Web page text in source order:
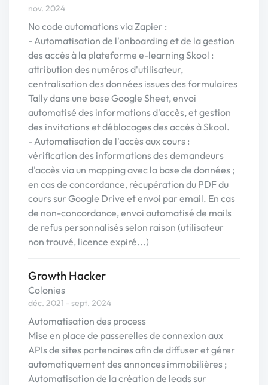
nov. 2024
No code automations via Zapier :
- Automatisation de l'onboarding et de la gestion
des accès à la plateforme e-learning Skool :
attribution des numéros d'utilisateur,
centralisation des données issues des formulaires
Tally dans une base Google Sheet, envoi
automatisé des informations d'accès, et gestion
des invitations et déblocages des accès à Skool.
- Automatisation de l'accès aux cours :
vérification des informations des demandeurs
d'accès via un mapping avec la base de données ;
en cas de concordance, récupération du PDF du
cours sur Google Drive et envoi par email. En cas
de non-concordance, envoi automatisé de mails
de refus personnalisés selon raison (utilisateur
non trouvé, licence expiré...)
Growth Hacker
Colonies
déc. 2021 - sept. 2024
Automatisation des process
Mise en place de passerelles de connexion aux
APIs de sites partenaires afin de diffuser et gérer
automatiquement des annonces immobilières ;
Automatisation de la création de leads sur